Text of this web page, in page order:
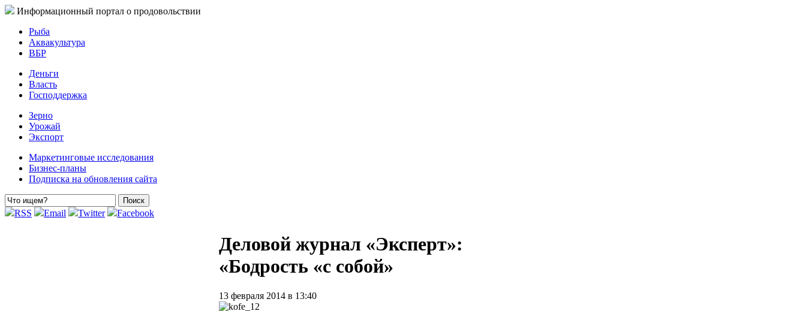
Информационный портал о продовольствии
Рыба
Аквакультура
ВБР
Деньги
Власть
Господдержка
Зерно
Урожай
Экспорт
Маркетинговые исследования
Бизнес-планы
Подписка на обновления сайта
RSS Email Twitter Facebook
Деловой журнал «Эксперт»:
«Бодрость «с собой»
13 февраля 2014 в 13:40